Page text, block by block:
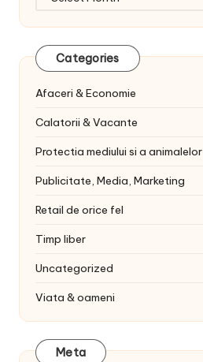
Categories
Afaceri & Economie
Calatorii & Vacante
Protectia mediului si a animalelor
Publicitate, Media, Marketing
Retail de orice fel
Timp liber
Uncategorized
Viata & oameni
Meta